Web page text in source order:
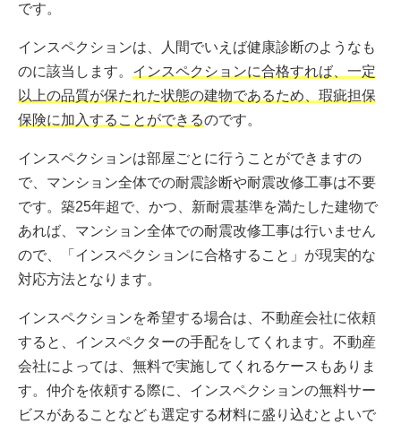
です。
インスペクションは、人間でいえば健康診断のようなも
のに該当します。 インスペクションに合格すれば、一定
以上の品質が保たれた状態の建物であるため、瑕疵担保
保険に加入することができるのです。
インスペクションは部屋ごとに行うことができますの
で、マンション全体での耐震診断や耐震改修工事は不要
です。築25年超で、かつ、新耐震基準を満たした建物で
あれば、マンション全体での耐震改修工事は行いません
ので、「インスペクションに合格すること」が現実的な
対応方法となります。
インスペクションを希望する場合は、不動産会社に依頼
すると、インスペクターの手配をしてくれます。不動産
会社によっては、無料で実施してくれるケースもありま
す。仲介を依頼する際に、インスペクションの無料サー
ビスがあることなども選定する材料に盛り込むとよいで